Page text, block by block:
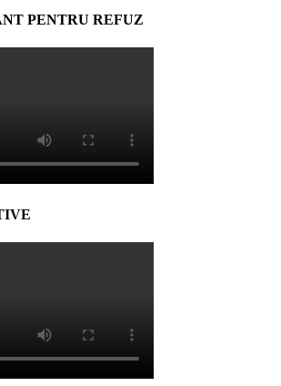
PENTRU REFUZ